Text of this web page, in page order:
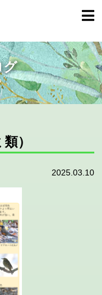
グ
）
2025.03.10